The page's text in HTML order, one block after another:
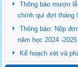
Thông báo mượn
chính qui đợt tháng
Thông báo: Nộp
năm học 2024 -2025
Kế hoạch xét và